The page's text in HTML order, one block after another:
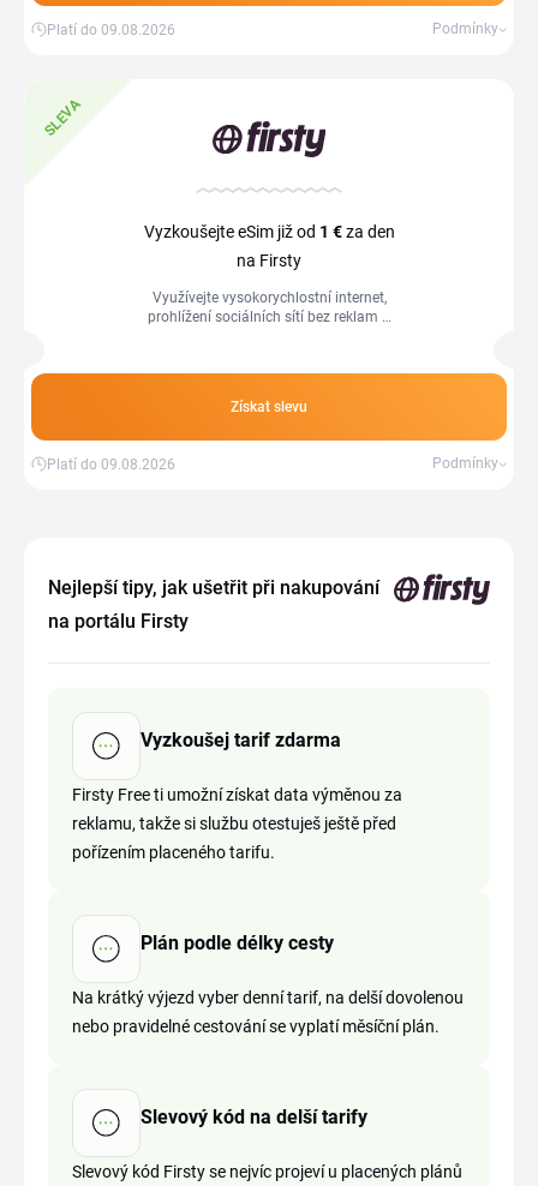
Platí do 09.08.2026 Podmínky
SLEVA
Vyzkoušejte eSim již od 1 €za den
na Firsty
Využívejte vysokorychlostní internet,
prohlížení sociálních sítí bez reklam a
Získat slevu
Platí do 09.08.2026 Podmínky
Nejlepší tipy, jak ušetřit při nakupování
na portálu Firsty
Vyzkoušej tarif zdarma
Firsty Free ti umožní získat data výměnou za
reklamu, takže si službu otestuješ ještě před
pořízením placeného tarifu.
Plán podle délky cesty
Na krátký výjezd vyber denní tarif, na delší dovolenou
nebo pravidelné cestování se vyplatí měsíční plán.
Slevový kód na delší tarify
Slevový kód Firsty se nejvíc projeví u placených plánů